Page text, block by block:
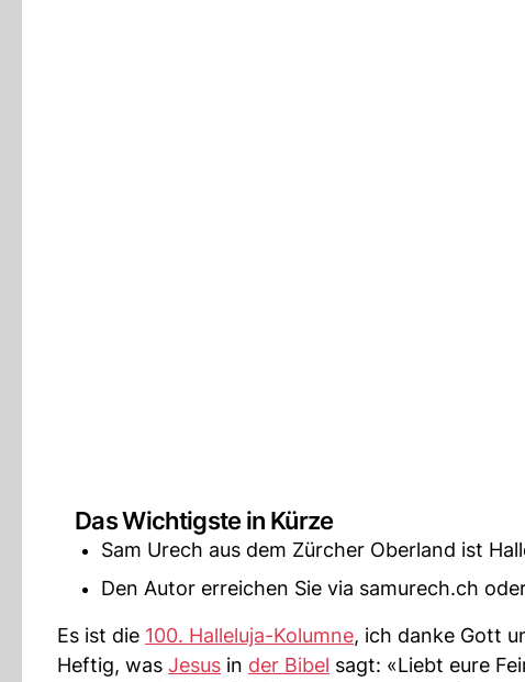
Das Wichtigste in Kürze
Sam Urech aus dem Zürcher Oberland ist
Den Autor erreichen Sie via samurech.ch
Es ist die 100. Halleluja-Kolumne, ich danke Gott
Heftig, was Jesus in der Bibel sagt: «Liebt eure